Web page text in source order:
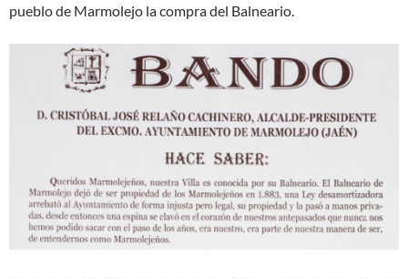
pueblo de Marmolejo la compra del Balneario.